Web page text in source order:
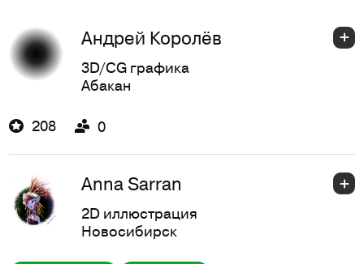
Андрей Королёв
3D/CG графика
Абакан
208 0
Anna Sarran
2D иллюстрация
Новосибирск